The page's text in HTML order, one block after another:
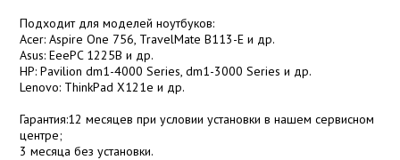
Подходит для моделей ноутбуков:
Acer: Aspire One 756, TravelMate B113-E и др.
Asus: EeePC 1225B и др.
HP: Pavilion dm1-4000 Series, dm1-3000 Series и др.
Lenovo: ThinkPad X121e и др.
Гарантия:12 месяцев при условии установки в нашем сервисном
центре;
3 месяца без установки.